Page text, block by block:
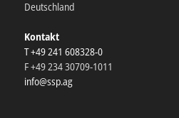
Deutschland
Kontakt
T +49 241 608328-0
F +49 234 30709-1011
info@ssp.ag